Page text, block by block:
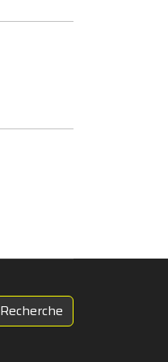
Recherche